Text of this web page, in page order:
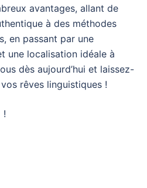
avantages, allant de
à des méthodes
en passant par une
une localisation idéale à
dès aujourd’hui et laissez-
rêves linguistiques !
!